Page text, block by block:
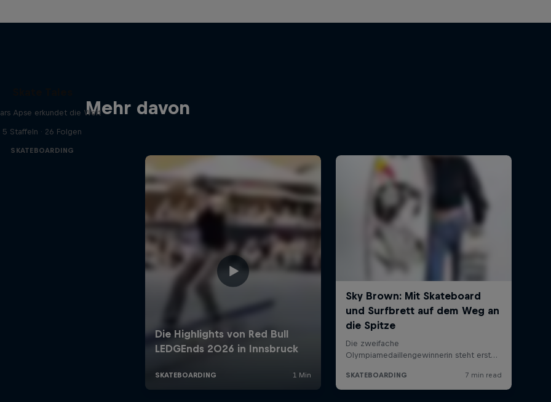
Mehr davon
Apse erkundet die Welt
5 Staffeln · 26 Folgen
SKATEBOARDING